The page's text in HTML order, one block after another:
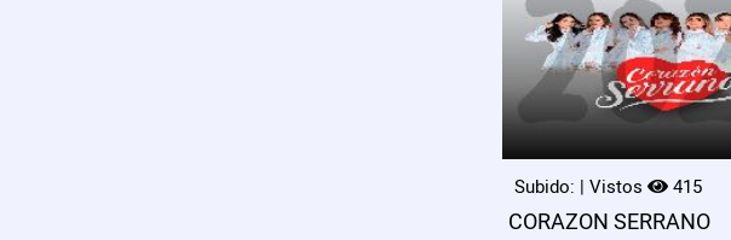
Subido: | Vistos 415
CORAZON SERRANO